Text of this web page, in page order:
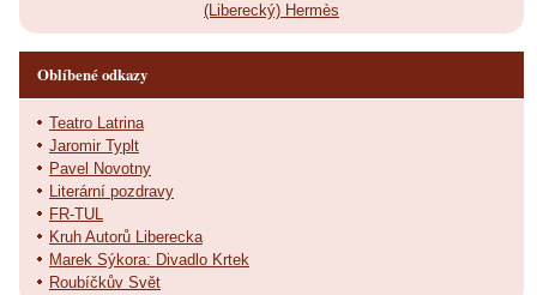
(Liberecký) Hermès
Oblíbené odkazy
Teatro Latrina
Jaromir Typlt
Pavel Novotny
Literární pozdravy
FR-TUL
Kruh Autorů Liberecka
Marek Sýkora: Divadlo Krtek
Roubíčkův Svět